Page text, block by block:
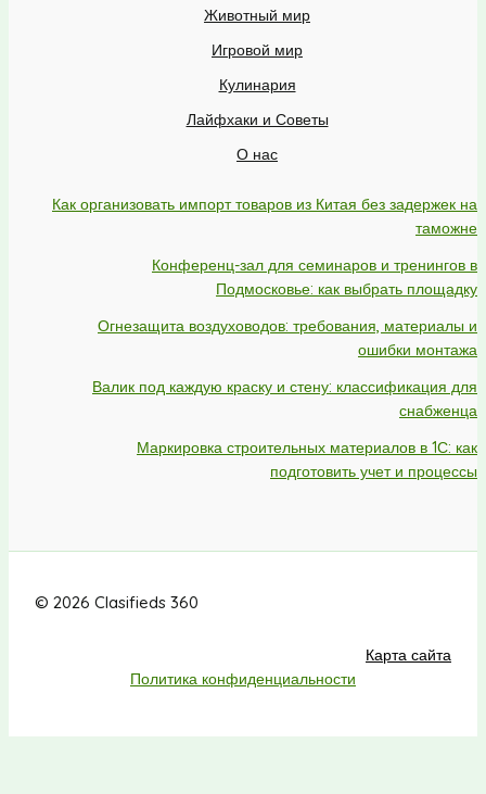
Животный мир
Игровой мир
Кулинария
Лайфхаки и Советы
О нас
Как организовать импорт товаров из Китая без задержек на
таможне
Конференц-зал для семинаров и тренингов в
Подмосковье: как выбрать площадку
Огнезащита воздуховодов: требования, материалы и
ошибки монтажа
Валик под каждую краску и стену: классификация для
снабженца
Маркировка строительных материалов в 1С: как
подготовить учет и процессы
© 2026 Clasifieds 360
Карта сайта
Политика конфиденциальности